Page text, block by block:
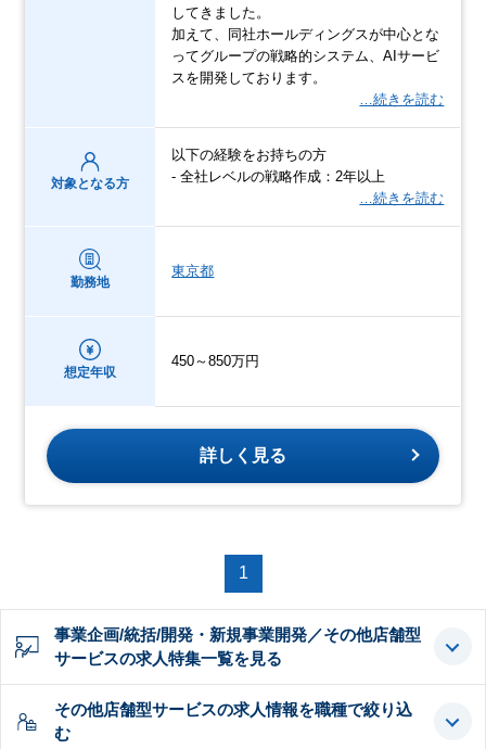
してきました。
加えて、同社ホールディングスが中心とな
ってグループの戦略的システム、AIサービ
スを開発しております。
…続きを読む
対象となる方
以下の経験をお持ちの方
- 全社レベルの戦略作成：2年以上
…続きを読む
勤務地
東京都
想定年収
450～850万円
詳しく見る
1
事業企画/統括/開発・新規事業開発／その他店舗型
サービスの求人特集一覧を見る
その他店舗型サービスの求人情報を職種で絞り込
む